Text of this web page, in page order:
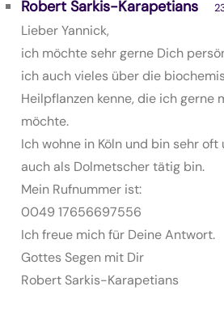
Robert Sarkis-Karapetians
Lieber Yannick,
ich möchte sehr gerne Dich
ich auch vieles über die
Heilpflanzen kenne, die ich gerne
möchte.
Ich wohne in Köln und bin sehr
auch als Dolmetscher tätig bin.
Mein Rufnummer ist:
0049 17656697556
Ich freue mich für Deine Antwort.
Gottes Segen mit Dir
Robert Sarkis-Karapetians